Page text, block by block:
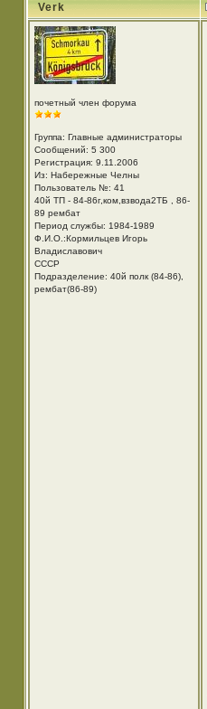
Verk
почетный член форума
Группа: Главные администраторы
Сообщений: 5 300
Регистрация: 9.11.2006
Из: Набережные Челны
Пользователь №: 41
40й ТП - 84-86г,ком,взвода2ТБ , 86-
89 рембат
Период службы: 1984-1989
Ф.И.О.:Кормильцев Игорь
Владиславович
СССР
Подразделение: 40й полк (84-86),
рембат(86-89)